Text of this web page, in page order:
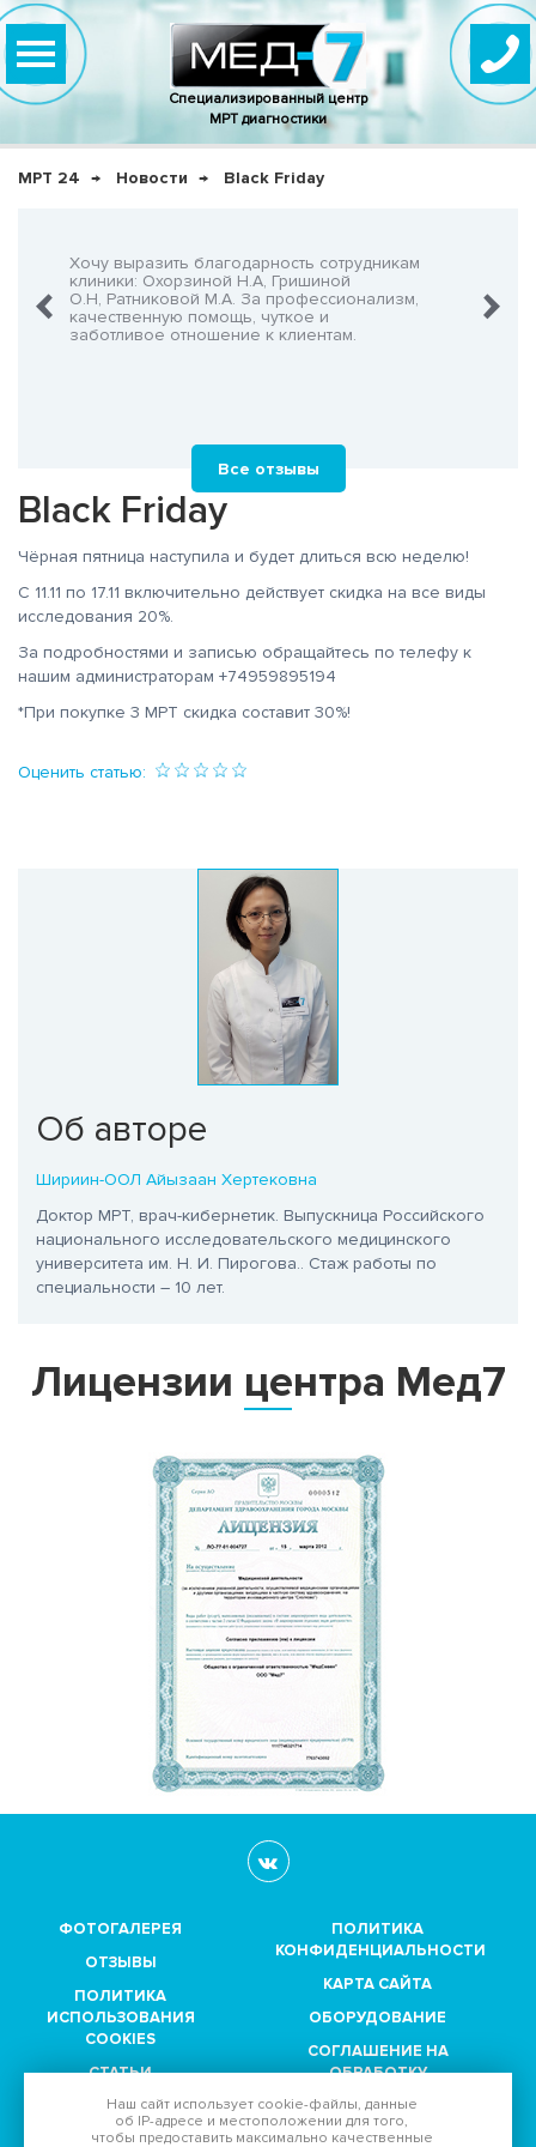
Специализированный центр
МРТ диагностики
МРТ 24 Новости Black Friday
Хочу выразить благодарность сотрудникам
клиники: Охорзиной Н.А, Гришиной
О.Н, Ратниковой М.А. За профессионализм,
качественную помощь, чуткое и
заботливое отношение к клиентам.
Все отзывы
Black Friday
Чёрная пятница наступила и будет длиться всю неделю!
С 11.11 по 17.11 включительно действует скидка на все виды
исследования 20%.
За подробностями и записью обращайтесь по телефу к
нашим администраторам +74959895194
*При покупке 3 МРТ скидка составит 30%!
Оценить статью:
Об авторе
Шириин-ООЛ Айызаан Хертековна
Доктор МРТ, врач-кибернетик. Выпускница Российского
национального исследовательского медицинского
университета им. Н. И. Пирогова.. Стаж работы по
специальности – 10 лет.
Лицензии центра Мед7
ФОТОГАЛЕРЕЯ
ОТЗЫВЫ
ПОЛИТИКА
ИСПОЛЬЗОВАНИЯ
COOKIES
СТАТЬИ
ПАРТНЕРЫ
ПОЛИТИКА
КОНФИДЕНЦИАЛЬНОСТИ
КАРТА САЙТА
ОБОРУДОВАНИЕ
СОГЛАШЕНИЕ НА
ОБРАБОТКУ
ДАННЫХ
Наш сайт использует cookie-файлы, данные
об IP-адресе и местоположении для того,
чтобы предоставить максимально качественные